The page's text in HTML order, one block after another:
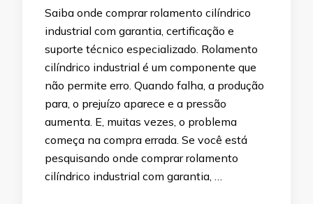
Saiba onde comprar rolamento cilíndrico
industrial com garantia, certificação e
suporte técnico especializado. Rolamento
cilíndrico industrial é um componente que
não permite erro. Quando falha, a produção
para, o prejuízo aparece e a pressão
aumenta. E, muitas vezes, o problema
começa na compra errada. Se você está
pesquisando onde comprar rolamento
cilíndrico industrial com garantia, …